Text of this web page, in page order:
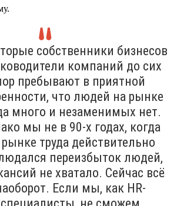
собственники бизнесов
компаний до сих
пребывают в приятной
что людей на рынке
много и незаменимых нет.
мы не в 90-х годах, когда
рынке труда действительно
переизбыток людей,
не хватало. Сейчас всё
Если мы, как HR-